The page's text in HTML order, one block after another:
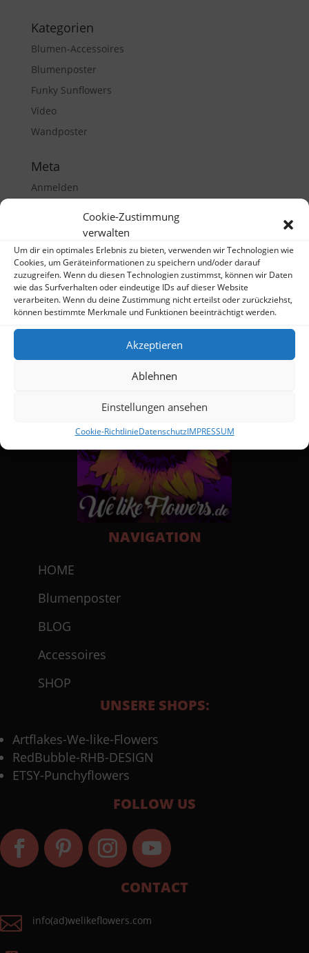
Cookie-Zustimmung
verwalten
Um dir ein optimales Erlebnis zu bieten, verwenden wir Technologien wie
Cookies, um Geräteinformationen zu speichern und/oder darauf
zuzugreifen. Wenn du diesen Technologien zustimmst, können wir Daten
wie das Surfverhalten oder eindeutige IDs auf dieser Website
verarbeiten. Wenn du deine Zustimmung nicht erteilst oder zurückziehst,
können bestimmte Merkmale und Funktionen beeinträchtigt werden.
Akzeptieren
Ablehnen
Einstellungen ansehen
Cookie-RichtlinieDatenschutzIMPRESSUM
Kategorien
Blumen-Accessoires
Blumenposter
Funky Sunflowers
Video
Wandposter
Meta
Anmelden
Kommentar-Feed
WordPress.org
NAVIGATION
HOME
Blumenposter
BLOG
Accessoires
SHOP
UNSERE SHOPS:
Artflakes-We-like-Flowers
RedBubble-RHB-DESIGN
ETSY-Punchyflowers
FOLLOW US
CONTACT
 info(ad)welikeflowers.com